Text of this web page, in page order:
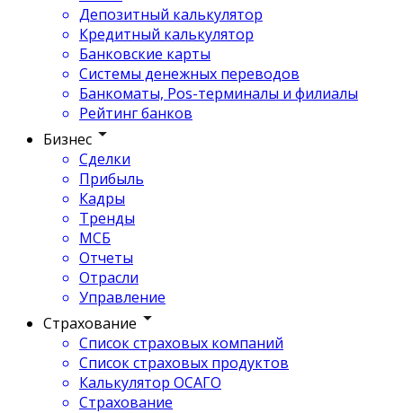
Депозитный калькулятор
Кредитный калькулятор
Банковские карты
Системы денежных переводов
Банкоматы, Pos-терминалы и филиалы
Рейтинг банков
Бизнес
Сделки
Прибыль
Кадры
Тренды
МСБ
Отчеты
Отрасли
Управление
Страхование
Список страховых компаний
Список страховых продуктов
Калькулятор ОСАГО
Страхование